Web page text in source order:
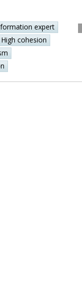
expert
High cohesion